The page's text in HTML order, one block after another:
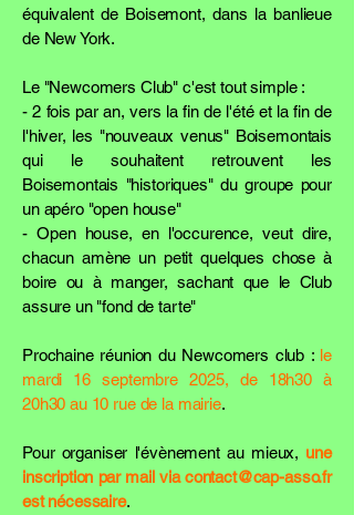
équivalent de Boisemont, dans la banlieue
de New York.
​Le "Newcomers Club" c'est tout simple :
- 2 fois par an, vers la fin de l'été et la fin de
l'hiver, les "nouveaux venus" Boisemontais
qui le souhaitent retrouvent les
Boisemontais "historiques" du groupe pour
un apéro "open house"
- Open house, en l'occurence, veut dire,
chacun amène un petit quelques chose à
boire ou à manger, sachant que le Club
assure un "fond de tarte"
Prochaine réunion du Newcomers club : le
mardi 16 septembre 2025, de 18h30 à
20h30 au 10 rue de la mairie.
Pour organiser l'évènement au mieux, une
inscription par mail viacontact@cap-asso.fr
est nécessaire.